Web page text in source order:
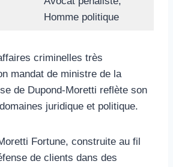
Homme politique
criminelles très
mandat de ministre de la
de Dupond-Moretti reflète son
juridique et politique.
Fortune, construite au fil
de clients dans des